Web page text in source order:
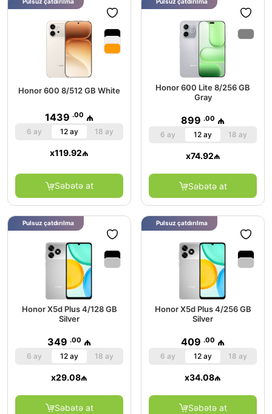
Honor 600 8/512 GB White
1439 .00 ₼
6 ay 12 ay 18 ay
x119.92₼
Səbətə at
Honor 600 Lite 8/256 GB
Gray
899 .00 ₼
6 ay 12 ay 18 ay
x74.92₼
Səbətə at
Honor X5d Plus 4/128 GB
Silver
349 .00 ₼
6 ay 12 ay 18 ay
x29.08₼
Səbətə at
Pulsuz çatdırılma
Honor X5d Plus 4/256 GB
Silver
409 .00 ₼
6 ay 12 ay 18 ay
x34.08₼
Səbətə at
Pulsuz çatdırılma